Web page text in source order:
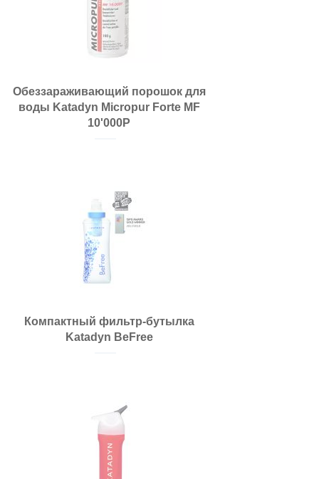
Обеззараживающий порошок для
воды Katadyn Micropur Forte MF
10'000P
Компактный фильтр-бутылка
Katadyn BeFree